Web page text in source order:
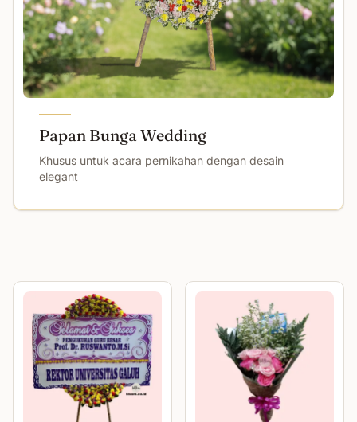
Papan Bunga Wedding
Khusus untuk acara pernikahan dengan desain
elegant